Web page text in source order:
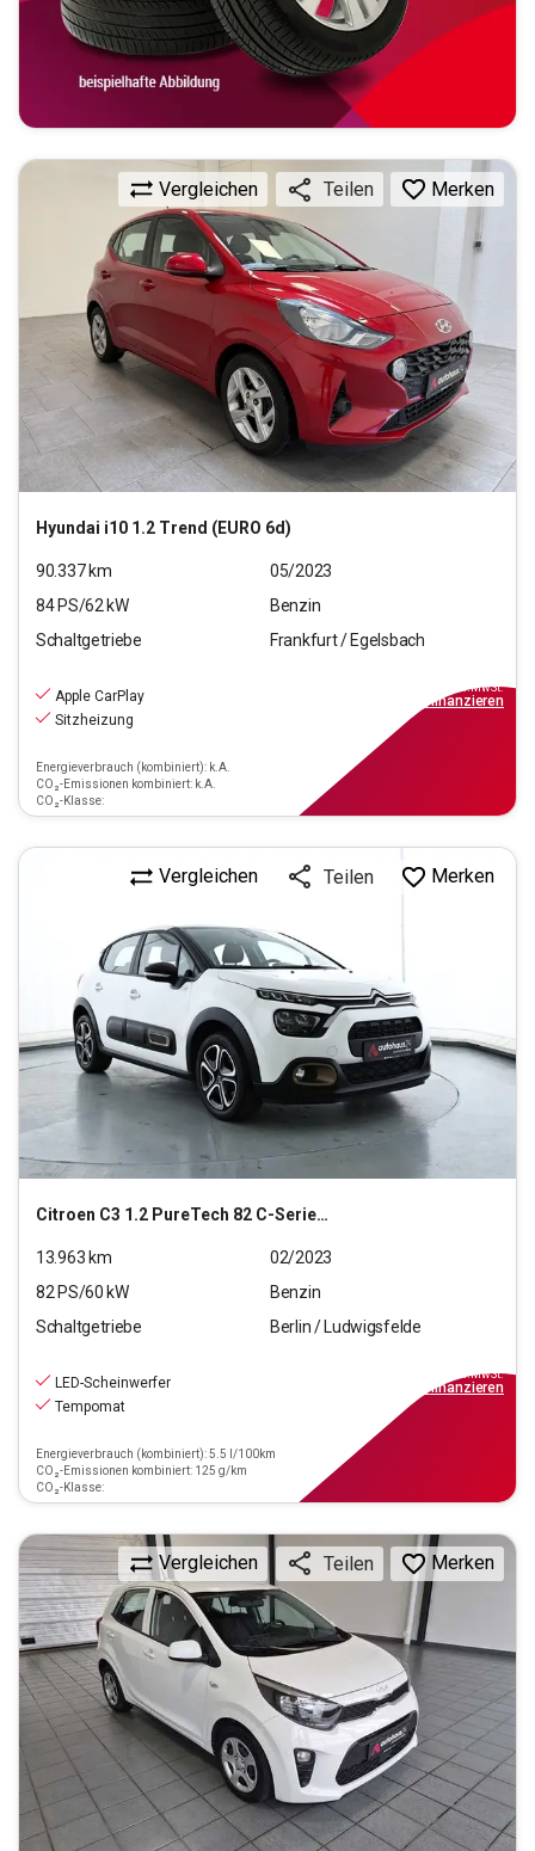
Hyundai i10 1.2 Trend (EURO 6d)
Vergleichen Teilen Merken
90.337km
05/2023
84PS/62 kW
Benzin
Schaltgetriebe
Frankfurt / Egelsbach
Apple CarPlay
Sitzheizung
Energieverbrauch (kombiniert): k.A.
CO₂-Emissionen kombiniert: k.A.
CO₂-Klasse:
inkl.MwSt.
finanzieren
Citroen C3 1.2 PureTech 82 C-Series Stop&Start (EURO 6d)
Vergleichen Teilen Merken
13.963 km
02/2023
82 PS/60 kW
Benzin
Schaltgetriebe
Berlin / Ludwigsfelde
LED-Scheinwerfer
Tempomat
Energieverbrauch (kombiniert): 5.5 l/100km
CO₂-Emissionen kombiniert: 125 g/km
CO₂-Klasse:
inkl.MwSt.
finanzieren
Vergleichen Teilen Merken